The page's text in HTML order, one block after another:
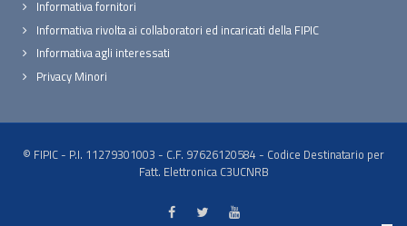
Informativa fornitori
Informativa rivolta ai collaboratori ed incaricati della FIPIC
Informativa agli interessati
Privacy Minori
© FIPIC - P.I. 11279301003 - C.F. 97626120584 - Codice Destinatario per
Fatt. Elettronica C3UCNRB